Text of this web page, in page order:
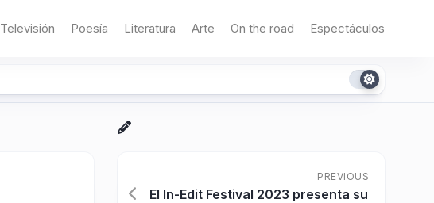
Televisión Poesía Literatura Arte On the road Espectáculos
PREVIOUS
El In-Edit Festival 2023 presenta su